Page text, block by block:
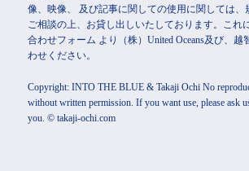
像、映像、 及び記事に関しての使用に関しては、
ご相談の上、お貸し出しいたしております。これ
合わせフォーム より（株）United Oceans及び、越
わせください。
Copyright: INTO THE BLUE & Takaji Ochi No
without written permission. If you want use, please ask
you. © takaji-ochi.com